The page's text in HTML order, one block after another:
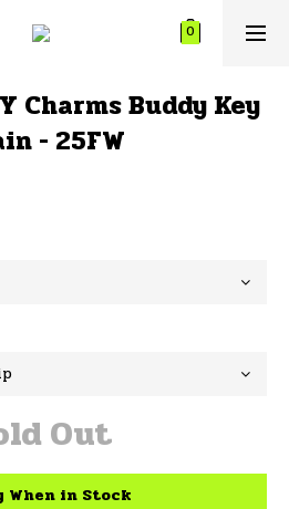
Charms Buddy Key
- 25FW
Out
When in Stock